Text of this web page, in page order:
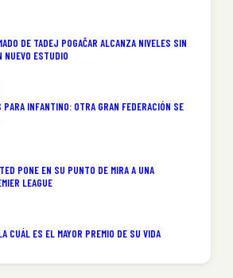
DE TADEJ POGAČAR ALCANZA NIVELES SIN
NUEVO ESTUDIO
PARA INFANTINO: OTRA GRAN FEDERACIÓN SE
PONE EN SU PUNTO DE MIRA A UNA
LEAGUE
CUÁL ES EL MAYOR PREMIO DE SU VIDA